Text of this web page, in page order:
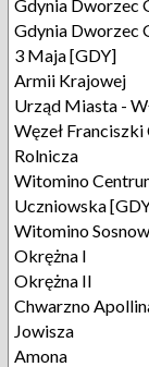
Gdynia Dworzec
Gdynia Dworzec
3 Maja [GDY]
Armii Krajowej
Urząd Miasta -
Węzeł
Rolnicza
Witomino
Uczniowska
Witomino
Okrężna I
Okrężna II
Chwarzno
Jowisza
Amona